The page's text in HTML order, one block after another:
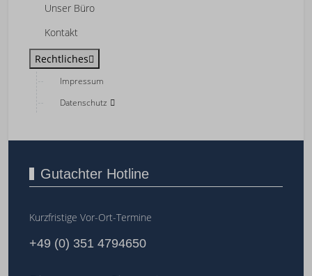
Unser Büro
Kontakt
Rechtliches
Impressum
Datenschutz
Gutachter Hotline
Kurzfristige Vor-Ort-Termine
+49 (0) 351 4794650